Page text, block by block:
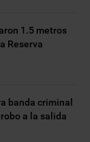
1.5 metros
Reserva
banda criminal
a la salida